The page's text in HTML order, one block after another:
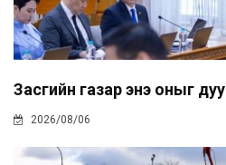
Засгийн газар энэ оныг
2026/08/06